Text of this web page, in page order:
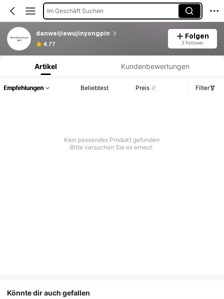
Im Geschäft Suchen
danweijiewujinyongpin
4.77
Folgen
3 Follower
Produktinformation: Preisangabe, Verkaufs- und Lagerbestandsdetails.
Artikel Kundenbewertungen
Empfehlungen Beliebtest Preis Filter
Kein passendes Produkt gefunden
Bitte versuchen Sie es erneut.
Könnte dir auch gefallen